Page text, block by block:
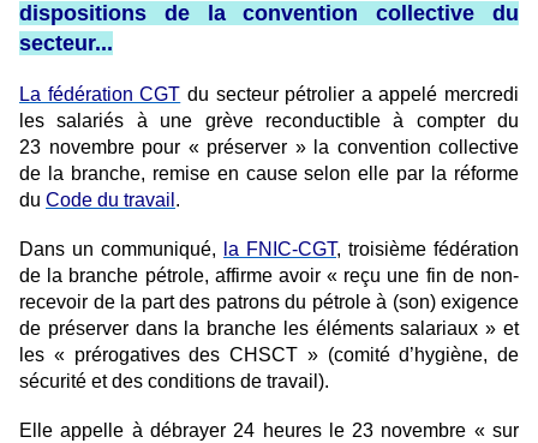
dispositions de la convention collective du
secteur...
La fédération CGT du secteur pétrolier a appelé mercredi
les salariés à une grève reconductible à compter du
23 novembre pour « préserver » la convention collective
de la branche, remise en cause selon elle par la réforme
du Code du travail .
Dans un communiqué, la FNIC-CGT, troisième fédération
de la branche pétrole, affirme avoir « reçu une fin de non-
recevoir de la part des patrons du pétrole à (son) exigence
de préserver dans la branche les éléments salariaux » et
les « prérogatives des CHSCT » (comité d’hygiène, de
sécurité et des conditions de travail).
Elle appelle à débrayer 24 heures le 23 novembre « sur